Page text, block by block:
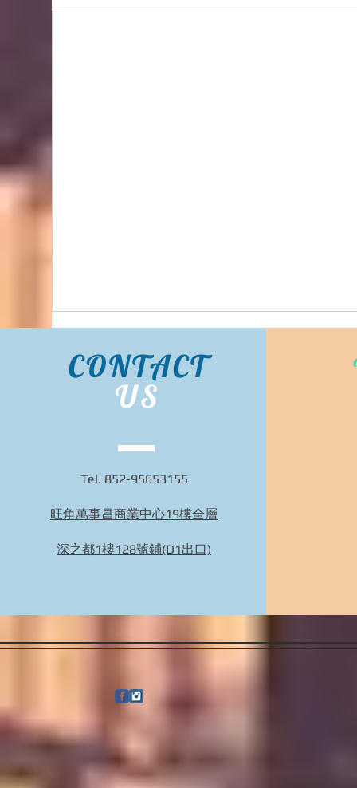
Bidhongkong.com 台灣代購《nuhi》台灣nuhi時
裝,外套,配飾代購-台灣網站代購(香港)
CONTACT
US
Tel. 852-95653155
旺角萬事昌商業中心19樓全層
深之都1樓128號鋪(D1出口)